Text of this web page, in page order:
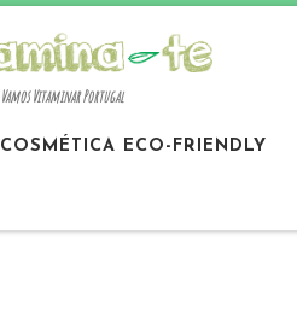
Vamos Vitaminar Portugal
COSMÉTICA ECO-FRIENDLY